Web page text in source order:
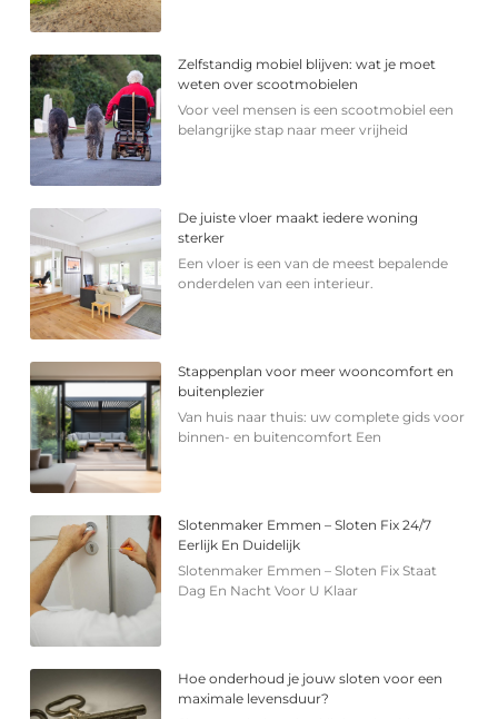
Zelfstandig mobiel blijven: wat je moet
weten over scootmobielen
Voor veel mensen is een scootmobiel een
belangrijke stap naar meer vrijheid
De juiste vloer maakt iedere woning
sterker
Een vloer is een van de meest bepalende
onderdelen van een interieur.
Stappenplan voor meer wooncomfort en
buitenplezier
Van huis naar thuis: uw complete gids voor
binnen- en buitencomfort Een
Slotenmaker Emmen – Sloten Fix 24/7
Eerlijk En Duidelijk
Slotenmaker Emmen – Sloten Fix Staat
Dag En Nacht Voor U Klaar
Hoe onderhoud je jouw sloten voor een
maximale levensduur?